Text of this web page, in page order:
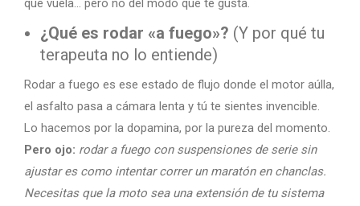
que vuela… pero no del modo que te gusta.
¿Qué es rodar «a fuego»? (Y por qué tu
terapeuta no lo entiende)
Rodar a fuego es ese estado de flujo donde el motor aúlla,
el asfalto pasa a cámara lenta y tú te sientes invencible.
Lo hacemos por la dopamina, por la pureza del momento.
Pero ojo: rodar a fuego con suspensiones de serie sin
ajustar es como intentar correr un maratón en chanclas.
Necesitas que la moto sea una extensión de tu sistema